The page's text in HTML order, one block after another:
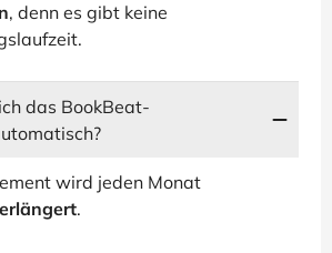
, denn es gibt keine
das BookBeat-
wird jeden Monat
.